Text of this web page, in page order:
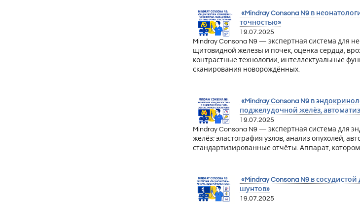
«Mindray Consona N9 в
точностью»
19.07.2025
Mindray Consona N9 — экспертная система для
щитовидной железы и почек, оценка сердца,
контрастные технологии, интеллектуальные
сканирования новорождённых.
«Mindray Consona N9 в
поджелудочной желёз,
19.07.2025
Mindray Consona N9 — экспертная система для
желёз; эластография узлов, анализ опухолей,
стандартизированные отчёты. Аппарат,
«Mindray Consona N9 в
шунтов»
19.07.2025